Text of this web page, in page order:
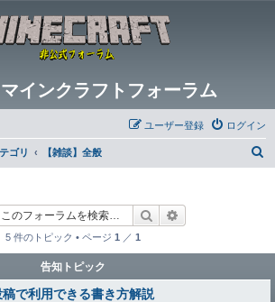
インクラフトフォーラム
ログイン
ユーザー登録
ゴリ 【雑談】全般
検索
5 件のトピック • ページ 1 ／ 1
告知トピック
で利用できる書き方解説